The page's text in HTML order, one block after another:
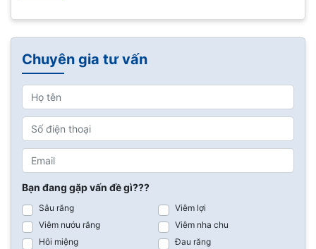
Chuyên gia tư vấn
Bạn đang gặp vấn đề gì???
Sâu răng
Viêm lợi
Viêm nướu răng
Viêm nha chu
Hôi miệng
Đau răng